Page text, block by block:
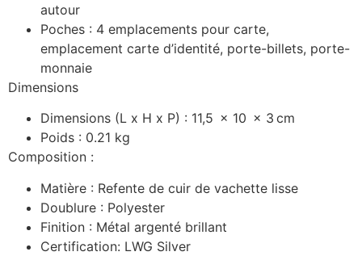
autour
Poches : 4 emplacements pour carte,
emplacement carte d’identité, porte-billets, porte-
monnaie
Dimensions
Dimensions (L x H x P) : 11,5 x 10 x 3 cm
Poids : 0.21 kg
Composition :
Matière : Refente de cuir de vachette lisse
Doublure : Polyester
Finition : Métal argenté brillant
Certification: LWG Silver